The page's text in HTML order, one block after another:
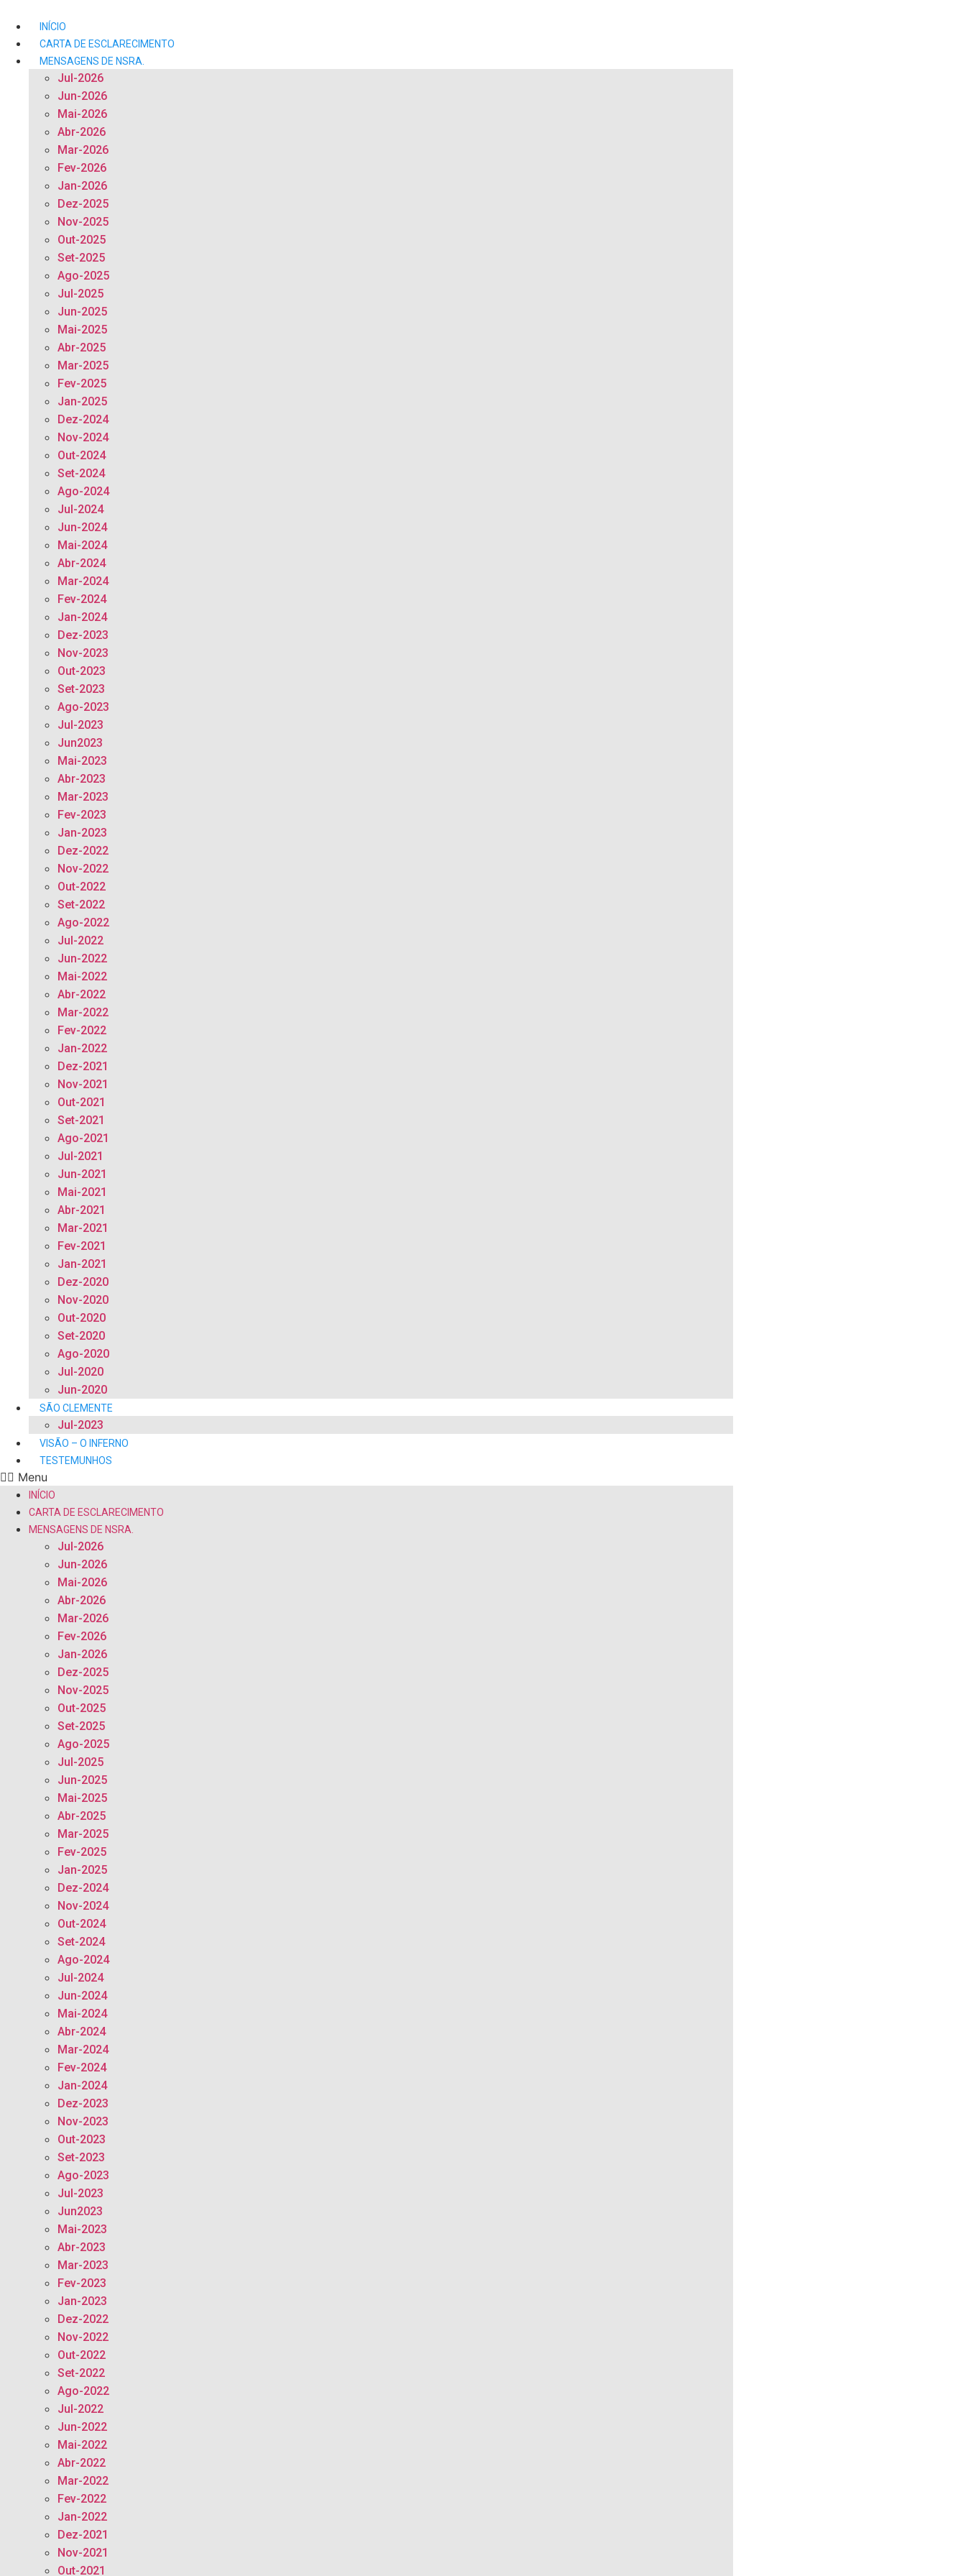
para
conteúdo
INÍCIO
CARTA DE ESCLARECIMENTO
MENSAGENS DE NSRA.
Jul-2026
Jun-2026
Mai-2026
Abr-2026
Mar-2026
Fev-2026
Jan-2026
Dez-2025
Nov-2025
Out-2025
Set-2025
Ago-2025
Jul-2025
Jun-2025
Mai-2025
Abr-2025
Mar-2025
Fev-2025
Jan-2025
Dez-2024
Nov-2024
Out-2024
Set-2024
Ago-2024
Jul-2024
Jun-2024
Mai-2024
Abr-2024
Mar-2024
Fev-2024
Jan-2024
Dez-2023
Nov-2023
Out-2023
Set-2023
Ago-2023
Jul-2023
Jun2023
Mai-2023
Abr-2023
Mar-2023
Fev-2023
Jan-2023
Dez-2022
Nov-2022
Out-2022
Set-2022
Ago-2022
Jul-2022
Jun-2022
Mai-2022
Abr-2022
Mar-2022
Fev-2022
Jan-2022
Dez-2021
Nov-2021
Out-2021
Set-2021
Ago-2021
Jul-2021
Jun-2021
Mai-2021
Abr-2021
Mar-2021
Fev-2021
Jan-2021
Dez-2020
Nov-2020
Out-2020
Set-2020
Ago-2020
Jul-2020
Jun-2020
SÃO CLEMENTE
Jul-2023
VISÃO – O INFERNO
TESTEMUNHOS
Menu
INÍCIO
CARTA DE ESCLARECIMENTO
MENSAGENS DE NSRA.
Jul-2026
Jun-2026
Mai-2026
Abr-2026
Mar-2026
Fev-2026
Jan-2026
Dez-2025
Nov-2025
Out-2025
Set-2025
Ago-2025
Jul-2025
Jun-2025
Mai-2025
Abr-2025
Mar-2025
Fev-2025
Jan-2025
Dez-2024
Nov-2024
Out-2024
Set-2024
Ago-2024
Jul-2024
Jun-2024
Mai-2024
Abr-2024
Mar-2024
Fev-2024
Jan-2024
Dez-2023
Nov-2023
Out-2023
Set-2023
Ago-2023
Jul-2023
Jun2023
Mai-2023
Abr-2023
Mar-2023
Fev-2023
Jan-2023
Dez-2022
Nov-2022
Out-2022
Set-2022
Ago-2022
Jul-2022
Jun-2022
Mai-2022
Abr-2022
Mar-2022
Fev-2022
Jan-2022
Dez-2021
Nov-2021
Out-2021